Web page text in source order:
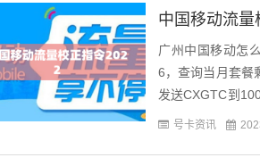
中国移动流
广州中国移动怎
6，查询当月套餐
发送CXGTC到
畅听套餐。首先打
号卡资讯